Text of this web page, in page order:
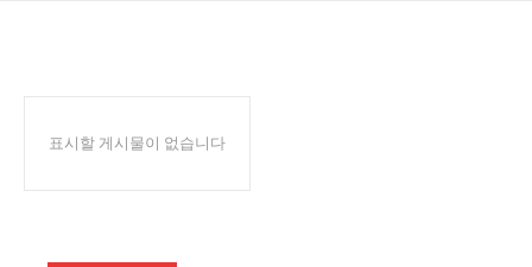
표시할 게시물이 없습니다